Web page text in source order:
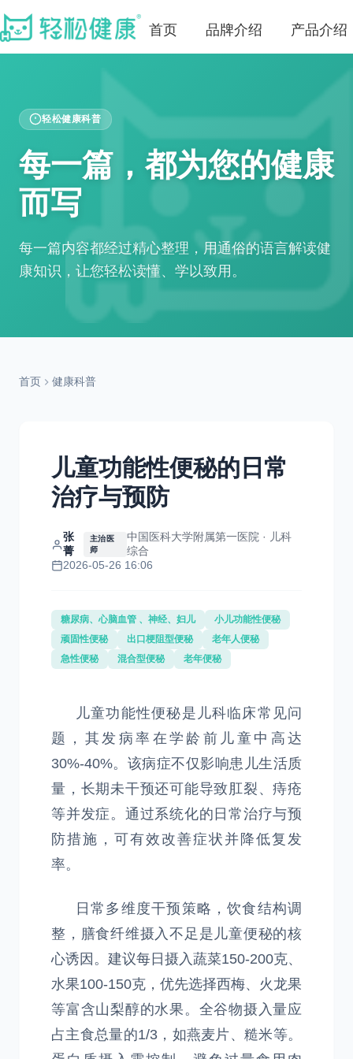
首页 品牌介绍 产品介绍
轻松健康科普
每一篇，都为您的健康
而写
每一篇内容都经过精心整理，用通俗的语言解读健
康知识，让您轻松读懂、学以致用。
首页 健康科普
儿童功能性便秘的日常
治疗与预防
张
菁
主治医
师
中国医科大学附属第一医院 · 儿科
综合
2026-05-26 16:06
糖尿病、心脑血管 、神经、妇儿
小儿功能性便秘
顽固性便秘
出口梗阻型便秘
老年人便秘
急性便秘
混合型便秘 老年便秘
儿童功能性便秘是儿科临床常见问
题，其发病率在学龄前儿童中高达
30%-40%。该病症不仅影响患儿生活质
量，长期未干预还可能导致肛裂、痔疮
等并发症。通过系统化的日常治疗与预
防措施，可有效改善症状并降低复发
率。
日常多维度干预策略，饮食结构调
整，膳食纤维摄入不足是儿童便秘的核
心诱因。建议每日摄入蔬菜150-200克、
水果100-150克，优先选择西梅、火龙果
等富含山梨醇的水果。全谷物摄入量应
占主食总量的1/3，如燕麦片、糙米等。